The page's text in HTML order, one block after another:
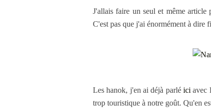
J'allais faire un seul et même
C'est pas que j'ai énormément à dire
Les hanok, j'en ai déjà parlé ici avec
trop touristique à notre goût. Qu'en